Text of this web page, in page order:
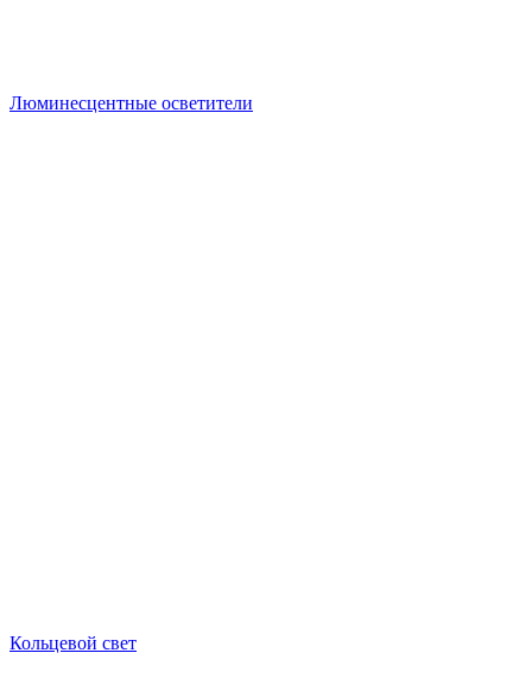
Люминесцентные осветители
Кольцевой свет